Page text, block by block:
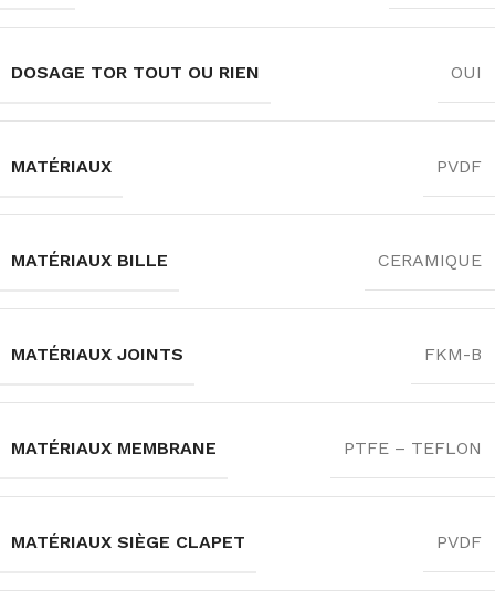
DOSAGE TOR TOUT OU RIEN OUI
MATÉRIAUX PVDF
MATÉRIAUX BILLE CERAMIQUE
MATÉRIAUX JOINTS FKM-B
MATÉRIAUX MEMBRANE PTFE – TEFLON
MATÉRIAUX SIÈGE CLAPET PVDF